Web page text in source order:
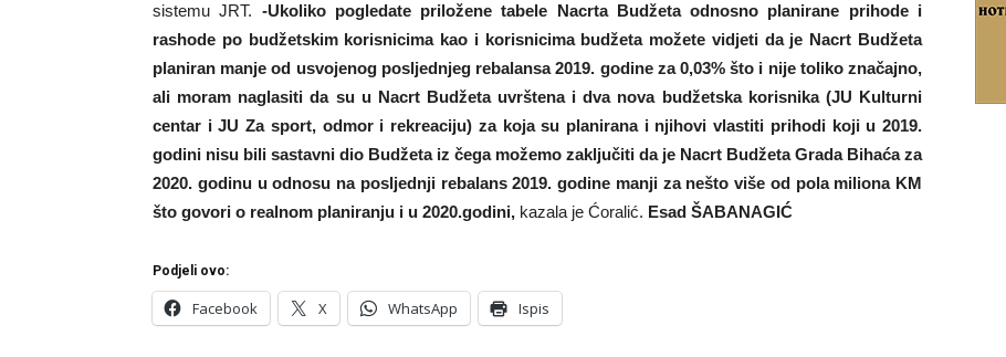
sistemu JRT. -Ukoliko pogledate priložene tabele Nacrta Budžeta odnosno planirane prihode i
rashode po budžetskim korisnicima kao i korisnicima budžeta možete vidjeti da je Nacrt Budžeta
planiran manje od usvojenog posljednjeg rebalansa 2019. godine za 0,03% što i nije toliko značajno,
ali moram naglasiti da su u Nacrt Budžeta uvrštena i dva nova budžetska korisnika (JU Kulturni
centar i JU Za sport, odmor i rekreaciju) za koja su planirana i njihovi vlastiti prihodi koji u 2019.
godini nisu bili sastavni dio Budžeta iz čega možemo zaključiti da je Nacrt Budžeta Grada Bihaća za
2020. godinu u odnosu na posljednji rebalans 2019. godine manji za nešto više od pola miliona KM
što govori o realnom planiranju i u 2020.godini, kazala je Ćoralić. Esad ŠABANAGIĆ
Podjeli ovo:
Facebook X WhatsApp Ispis